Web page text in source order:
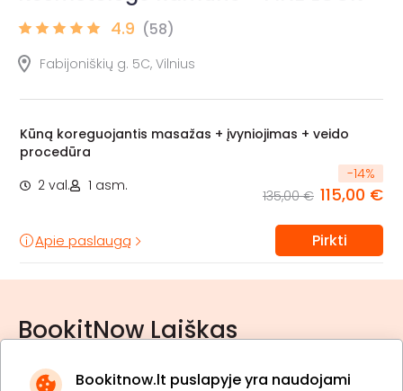
Bookitnow.lt puslapyje yra naudojami
4.9 (58)
Fabijoniškių g. 5C, Vilnius
Kūną koreguojantis masažas + įvyniojimas + veido
procedūra
2 val.
1 asm.
-14%
135,00 € 115,00 €
Apie paslaugą Pirkti
BookitNow Laiškas